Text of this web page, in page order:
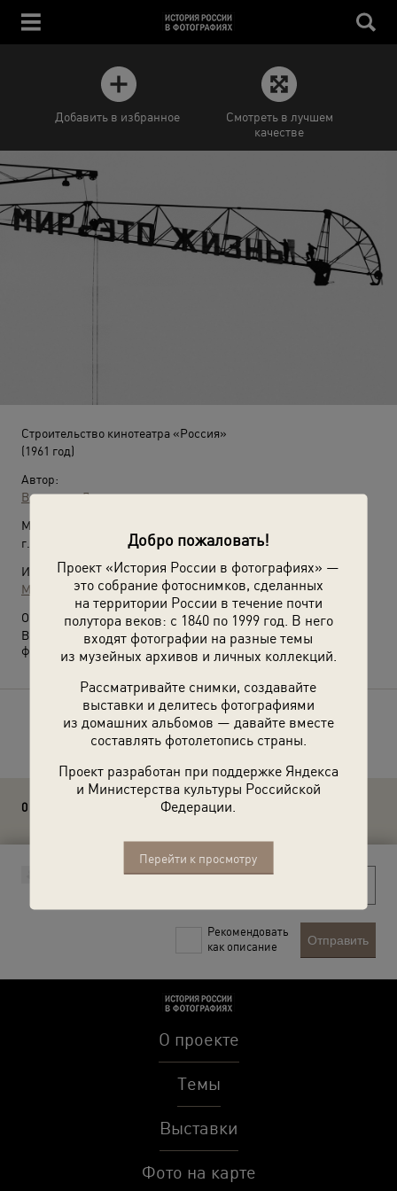
Добро пожаловать!
Проект «История России в фотографиях» —
это собрание фотоснимков, сделанных
на территории России в течение почти
полутора веков: с 1840 по 1999 год. В него
входят фотографии на разные темы
из музейных архивов и личных коллекций.
Рассматривайте снимки, создавайте
выставки и делитесь фотографиями
из домашних альбомов — давайте вместе
составлять фотолетопись страны.
Проект разработан при поддержке Яндекса
и Министерства культуры Российской
Федерации.
Перейти к просмотру
Добавить в избранное
Смотреть в лучшем
качестве
Строительство кинотеатра «Россия»
(1961 год)
Автор:
Владимир Лагранж
Место съемки:
г. Москва
Источники:
МАММ / МДФ
О фотографии:
Выставки
«Железные жирафы»и«СССР в 1961 году»
фотографией.
Расскажите друзьям об этом фото
0 комментариев
Рекомендовать
как описание
Отправить
О проекте
Темы
Выставки
Фото на карте